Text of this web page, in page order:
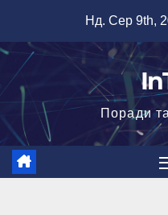
вмісту
Нд. Сер 9th,
Поради